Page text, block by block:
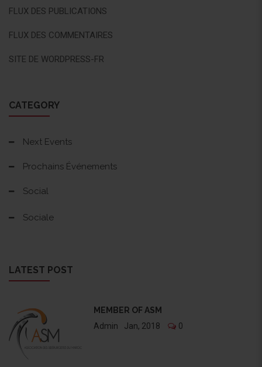
FLUX DES PUBLICATIONS
FLUX DES COMMENTAIRES
SITE DE WORDPRESS-FR
CATEGORY
Next Events
Prochains Événements
Social
Sociale
LATEST POST
MEMBER OF ASM
Admin
Jan, 2018 0